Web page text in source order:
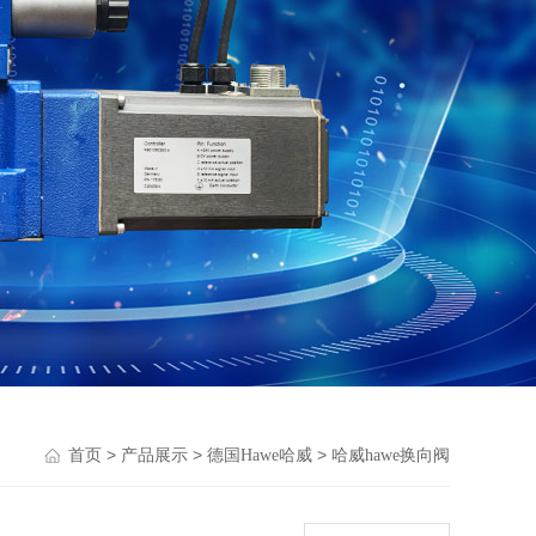
首页 > 产品展示 > 德国Hawe哈威 > 哈威hawe换向阀